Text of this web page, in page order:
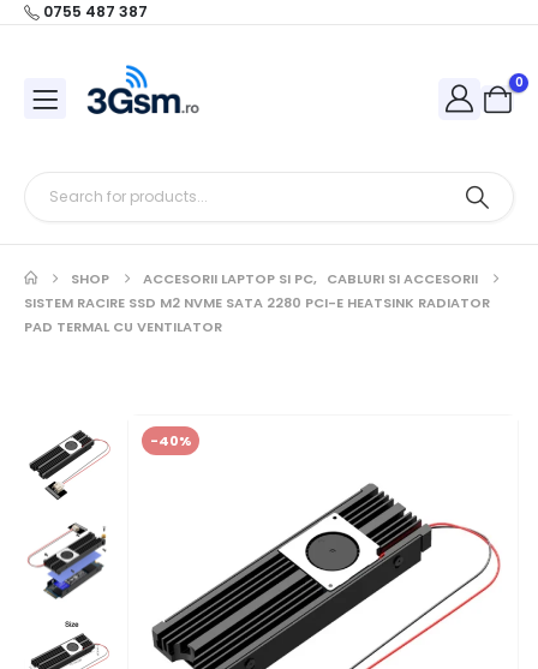
0755 487 387
0
SHOP ACCESORII LAPTOP SI PC, CABLURI SI ACCESORII
SISTEM RACIRE SSD M2 NVME SATA 2280 PCI-E HEATSINK RADIATOR
PAD TERMAL CU VENTILATOR
-40%